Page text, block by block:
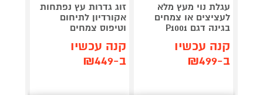
עגלת נוי מעץ מלא
לעציצים או צמחים
בגינה דגם P1001
קנה עכשיו
ב-₪499
זוג גדרות עץ נפתחות
אקורדיון לתיחום
וטיפוס צמחים
קנה עכשיו
ב-₪449